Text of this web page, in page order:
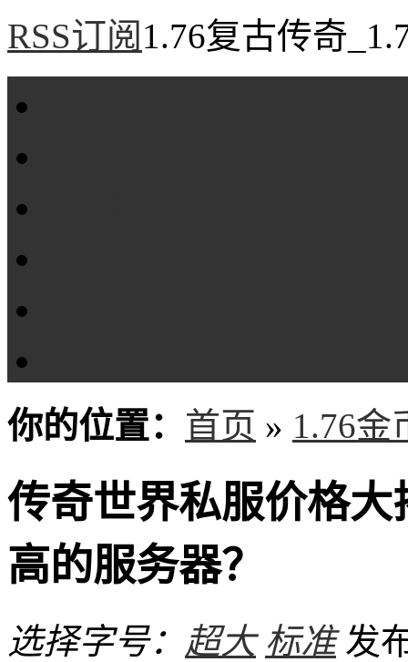
RSS订阅 1.76复古传奇
你的位置： 首页 » 1.76金
传奇世界私服价格
高的服务器？
选择字号： 超大 标准 发